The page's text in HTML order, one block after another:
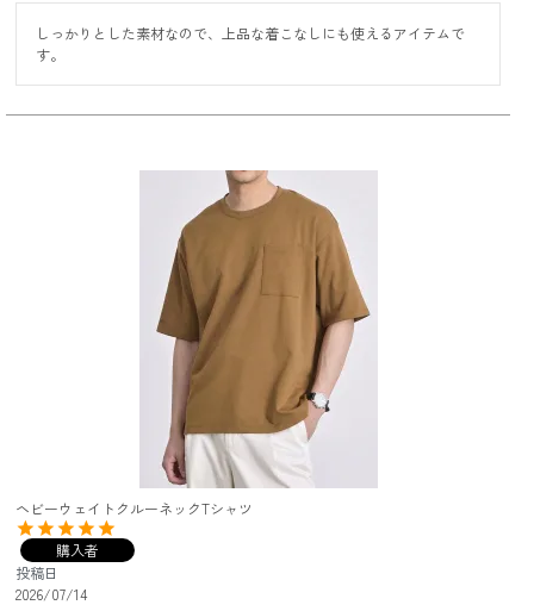
しっかりとした素材なので、上品な着こなしにも使えるアイテムで
す。
ヘビーウェイトクルーネックTシャツ
購入者
投稿日
2026/07/14